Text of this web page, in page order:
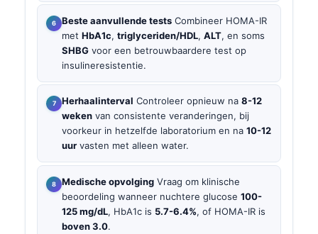
Beste aanvullende tests Combineer HOMA-IR
met HbA1c, triglyceriden/HDL, ALT, en soms
SHBG voor een betrouwbaardere test op
insulineresistentie.
Herhaalinterval Controleer opnieuw na 8-12
weken van consistente veranderingen, bij
voorkeur in hetzelfde laboratorium en na 10-12
uur vasten met alleen water.
Medische opvolging Vraag om klinische
beoordeling wanneer nuchtere glucose 100-
125 mg/dL, HbA1c is 5.7-6.4%, of HOMA-IR is
boven 3.0.